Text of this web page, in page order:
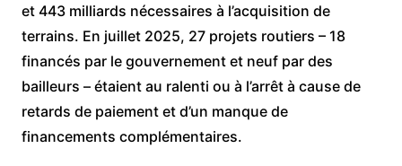
et 443 milliards nécessaires à l’acquisition de
terrains. En juillet 2025, 27 projets routiers – 18
financés par le gouvernement et neuf par des
bailleurs – étaient au ralenti ou à l’arrêt à cause de
retards de paiement et d’un manque de
financements complémentaires.